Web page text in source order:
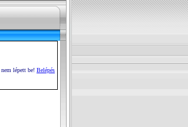
lépett be! Belépés